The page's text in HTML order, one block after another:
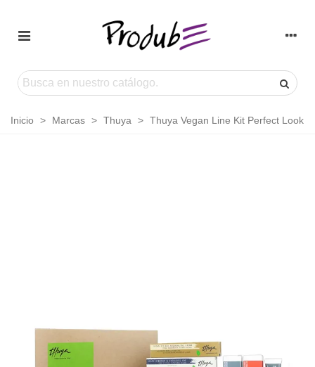
Inicio > Marcas > Thuya > Thuya Vegan Line Kit Perfect Look